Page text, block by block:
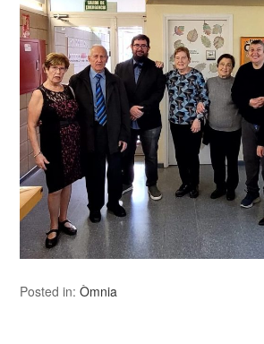
Posted in:Òmnia